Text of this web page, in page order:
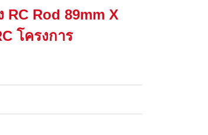
RC Rod 89mm X
โครงการ